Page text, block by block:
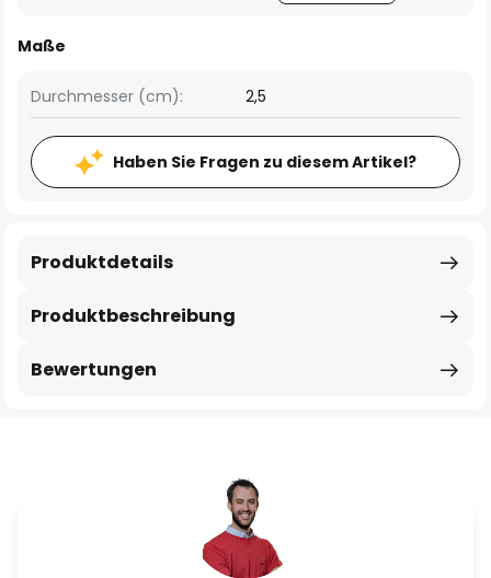
Maße
Durchmesser (cm): 2,5
Haben Sie Fragen zu diesem Artikel?
Produktbeschreibung
Produktdetails
Bewertungen